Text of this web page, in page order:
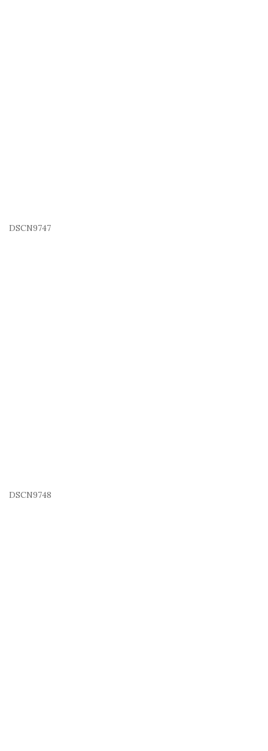
DSCN9747
DSCN9748